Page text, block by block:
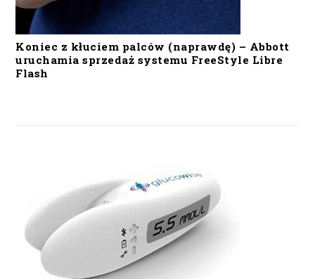
Koniec z kłuciem palców (naprawdę) – Abbott
uruchamia sprzedaż systemu FreeStyle Libre
Flash